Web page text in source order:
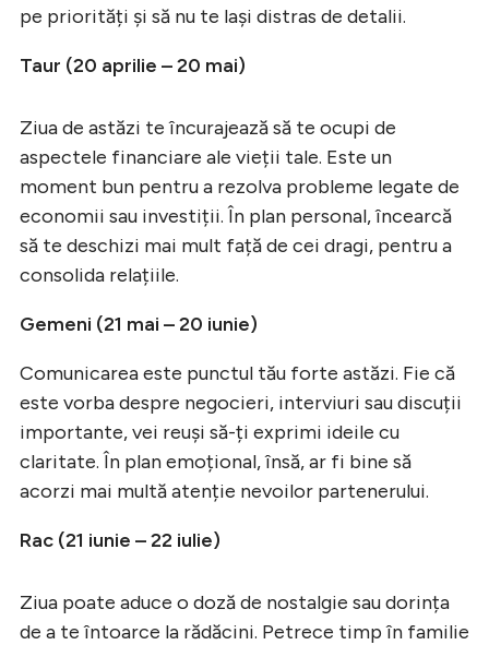
pe priorități și să nu te lași distras de detalii.
Taur (20 aprilie – 20 mai)
Ziua de astăzi te încurajează să te ocupi de
aspectele financiare ale vieții tale. Este un
moment bun pentru a rezolva probleme legate de
economii sau investiții. În plan personal, încearcă
să te deschizi mai mult față de cei dragi, pentru a
consolida relațiile.
Gemeni (21 mai – 20 iunie)
Comunicarea este punctul tău forte astăzi. Fie că
este vorba despre negocieri, interviuri sau discuții
importante, vei reuși să-ți exprimi ideile cu
claritate. În plan emoțional, însă, ar fi bine să
acorzi mai multă atenție nevoilor partenerului.
Rac (21 iunie – 22 iulie)
Ziua poate aduce o doză de nostalgie sau dorința
de a te întoarce la rădăcini. Petrece timp în familie